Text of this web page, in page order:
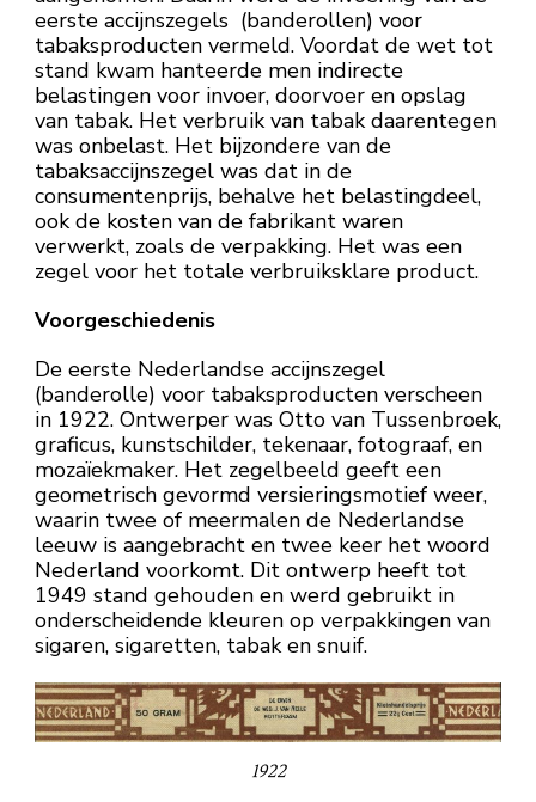
eerste accijnszegels (banderollen) voor
tabaksproducten vermeld. Voordat de wet tot
stand kwam hanteerde men indirecte
belastingen voor invoer, doorvoer en opslag
van tabak. Het verbruik van tabak daarentegen
was onbelast. Het bijzondere van de
tabaksaccijnszegel was dat in de
consumentenprijs, behalve het belastingdeel,
ook de kosten van de fabrikant waren
verwerkt, zoals de verpakking. Het was een
zegel voor het totale verbruiksklare product.
Voorgeschiedenis
De eerste Nederlandse accijnszegel
(banderolle) voor tabaksproducten verscheen
in 1922. Ontwerper was Otto van Tussenbroek,
graficus, kunstschilder, tekenaar, fotograaf, en
mozaïekmaker. Het zegelbeeld geeft een
geometrisch gevormd versieringsmotief weer,
waarin twee of meermalen de Nederlandse
leeuw is aangebracht en twee keer het woord
Nederland voorkomt. Dit ontwerp heeft tot
1949 stand gehouden en werd gebruikt in
onderscheidende kleuren op verpakkingen van
sigaren, sigaretten, tabak en snuif.
1922